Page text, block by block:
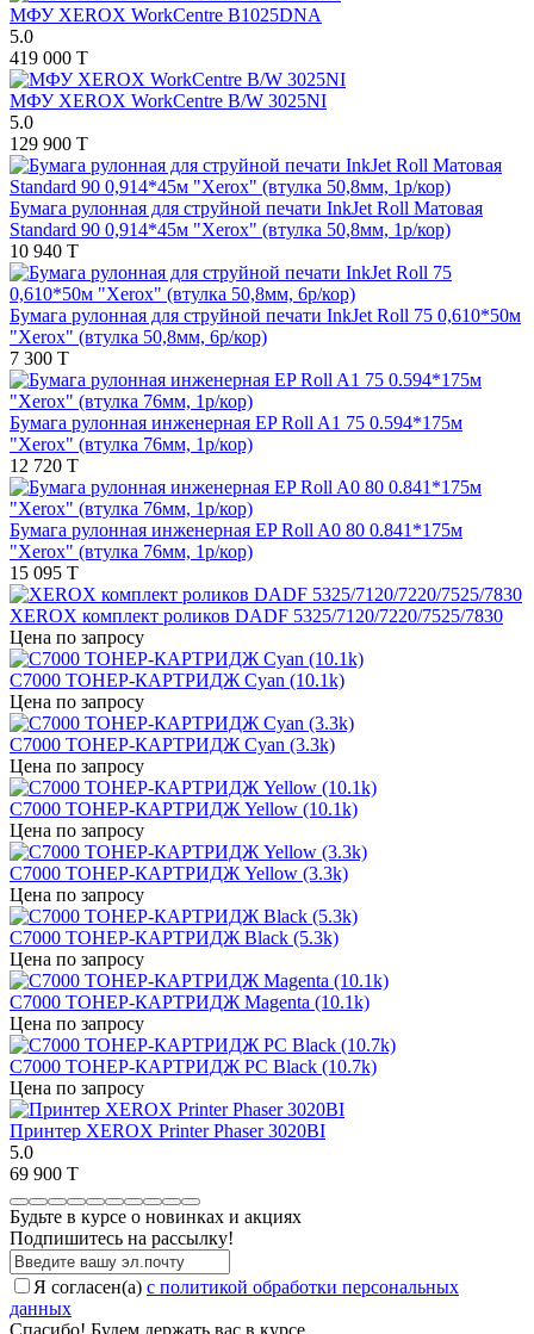
МФУ XEROX WorkCentre B1025DNA
5.0
419 000 T
МФУ XEROX WorkCentre B/W 3025NI
5.0
129 900 T
Бумага рулонная для струйной печати InkJet Roll Матовая
Standard 90 0,914*45м "Xerox" (втулка 50,8мм, 1р/кор)
10 940 T
Бумага рулонная для струйной печати InkJet Roll 75 0,610*50м
"Xerox" (втулка 50,8мм, 6р/кор)
7 300 T
Бумага рулонная инженерная EP Roll A1 75 0.594*175м
"Xerox" (втулка 76мм, 1р/кор)
12 720 T
Бумага рулонная инженерная EP Roll A0 80 0.841*175м
"Xerox" (втулка 76мм, 1р/кор)
15 095 T
XEROX комплект роликов DADF 5325/7120/7220/7525/7830
Цена по запросу
C7000 ТОНЕР-КАРТРИДЖ Cyan (10.1k)
Цена по запросу
C7000 ТОНЕР-КАРТРИДЖ Cyan (3.3k)
Цена по запросу
C7000 ТОНЕР-КАРТРИДЖ Yellow (10.1k)
Цена по запросу
C7000 ТОНЕР-КАРТРИДЖ Yellow (3.3k)
Цена по запросу
C7000 ТОНЕР-КАРТРИДЖ Black (5.3k)
Цена по запросу
C7000 ТОНЕР-КАРТРИДЖ Magenta (10.1k)
Цена по запросу
C7000 ТОНЕР-КАРТРИДЖ PC Black (10.7k)
Цена по запросу
Принтер XEROX Printer Phaser 3020BI
5.0
69 900 T
Будьте в курсе о новинках и акциях
Подпишитесь на рассылкy!
Я согласен(a) с политикой обработки персональных
данных
Спасибо! Будем держать вас в курсе.